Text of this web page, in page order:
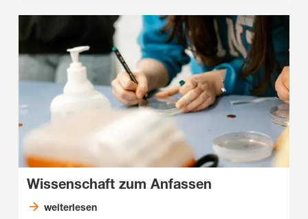
Wissenschaft zum Anfassen
weiterlesen